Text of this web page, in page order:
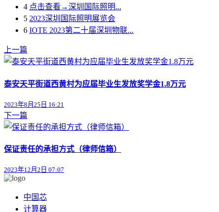
4 点击查看→深圳国际照明...
5 2023深圳国际照明展览会
6 IOTE 2023第二十届深圳物联...
上一篇
泰安天平街道西黄村为应届毕业生发放奖学金1.8万元
2023年8月25日 16:21
下一篇
保证责任的承担方式（律师信箱）
2023年12月2日 07:07
中国芯
计算器